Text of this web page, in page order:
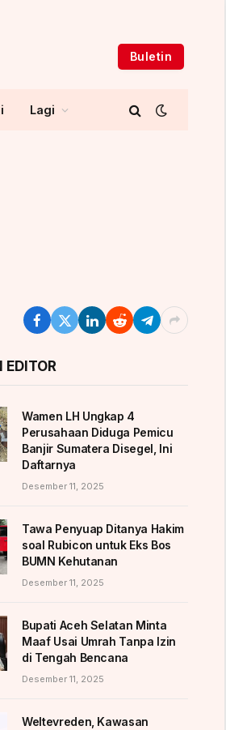
Buletin
Lagi
EDITOR
Wamen LH Ungkap 4
Perusahaan Diduga Pemicu
Banjir Sumatera Disegel, Ini
Daftarnya
Desember 11, 2025
Tawa Penyuap Ditanya Hakim
soal Rubicon untuk Eks Bos
BUMN Kehutanan
Desember 11, 2025
Bupati Aceh Selatan Minta
Maaf Usai Umrah Tanpa Izin
di Tengah Bencana
Desember 11, 2025
Weltevreden, Kawasan